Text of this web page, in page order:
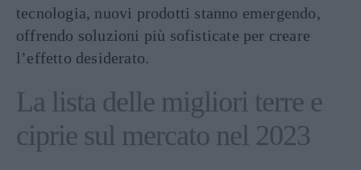
tecnologia, nuovi prodotti stanno emergendo,
offrendo soluzioni più sofisticate per creare
l’effetto desiderato.
La lista delle migliori terre e
ciprie sul mercato nel 2023